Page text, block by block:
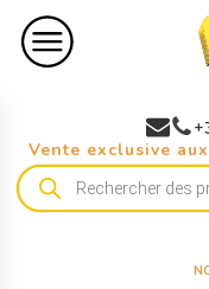
Vente exclusive
Recherche
de